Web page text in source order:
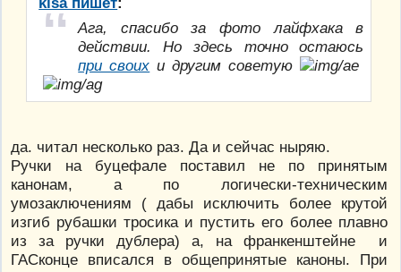
Ага, спасибо за фото лайфхака в
действии. Но здесь точно остаюсь
при своих и другим советую
да. читал несколько раз. Да и сейчас ныряю.
Ручки на буцефале поставил не по принятым
канонам, а по логически-техническим
умозаключениям ( дабы исключить более крутой
изгиб рубашки тросика и пустить его более плавно
из за ручки дублера) а, на франкенштейне и
ГАСконце вписался в общепринятые каноны. При